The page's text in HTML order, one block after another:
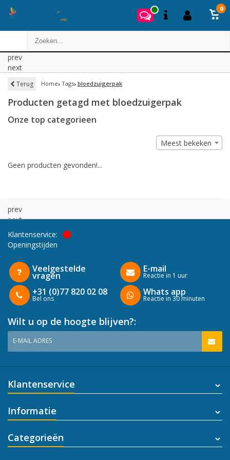
0
prev
next
Terug Home Tags bloedzuigerpak
Producten getagd met bloedzuigerpak
Onze top categorieen
Meest bekeken
Geen producten gevonden!...
prev
next
Klantenservice:
Openingstijden
Veelgestelde
vragen
+31 (0)77 820 02 08
Bel ons
E-mail
Reactie in 1 uur
Whats app
Reactie in 30 minuten
Wilt u op de hoogte blijven?:
E-MAIL ADRES
Klantenservice
Informatie
Categorieën